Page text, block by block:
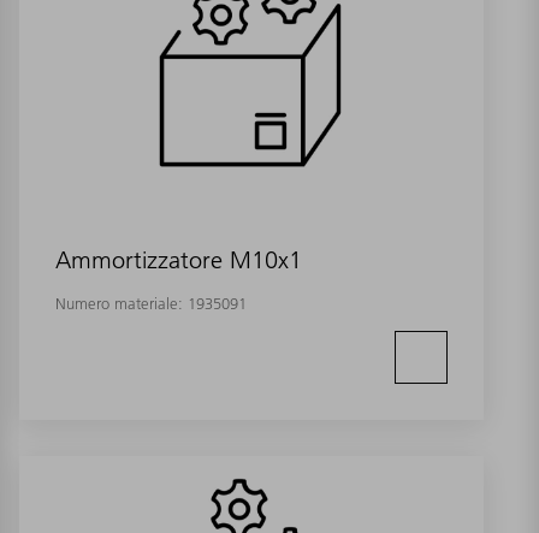
Ammortizzatore M10x1
Numero materiale: 1935091